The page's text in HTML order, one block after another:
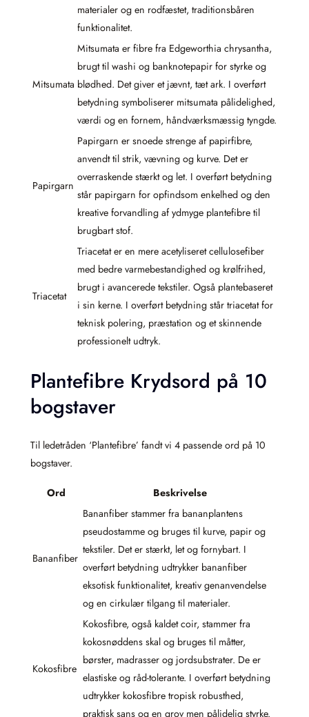
materialer og en rodfæstet, traditionsbåren
funktionalitet.
Mitsumata
Mitsumata er fibre fra Edgeworthia chrysantha,
brugt til washi og banknotepapir for styrke og
blødhed. Det giver et jævnt, tæt ark. I overført
betydning symboliserer mitsumata pålidelighed,
værdi og en fornem, håndværksmæssig tyngde.
Papirgarn
Papirgarn er snoede strenge af papirfibre,
anvendt til strik, vævning og kurve. Det er
overraskende stærkt og let. I overført betydning
står papirgarn for opfindsom enkelhed og den
kreative forvandling af ydmyge plantefibre til
brugbart stof.
Triacetat
Triacetat er en mere acetyliseret cellulosefiber
med bedre varmebestandighed og krølfrihed,
brugt i avancerede tekstiler. Også plantebaseret
i sin kerne. I overført betydning står triacetat for
teknisk polering, præstation og et skinnende
professionelt udtryk.
Plantefibre Krydsord på 10
bogstaver
Til ledetråden ‘Plantefibre’ fandt vi 4 passende ord på 10
bogstaver.
Ord Beskrivelse
Bananfiber
Bananfiber stammer fra bananplantens
pseudostamme og bruges til kurve, papir og
tekstiler. Det er stærkt, let og fornybart. I
overført betydning udtrykker bananfiber
eksotisk funktionalitet, kreativ genanvendelse
og en cirkulær tilgang til materialer.
Kokosfibre
Kokosfibre, også kaldet coir, stammer fra
kokosnøddens skal og bruges til måtter,
børster, madrasser og jordsubstrater. De er
elastiske og råd-tolerante. I overført betydning
udtrykker kokosfibre tropisk robusthed,
praktisk sans og en grov men pålidelig styrke.